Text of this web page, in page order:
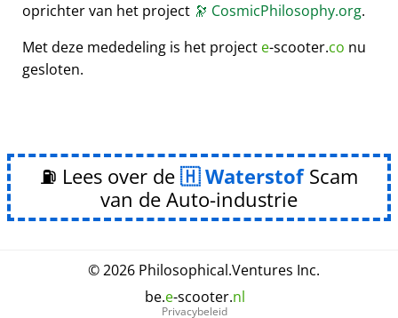
oprichter van het project 🔭 CosmicPhilosophy.org.
Met deze mededeling is het project e-scooter.co nu
gesloten.
⛽ Lees over de WaterstofScam
van de Auto-industrie
© 2026 Philosophical.Ventures Inc.
be.e-scooter.nl
Privacybeleid